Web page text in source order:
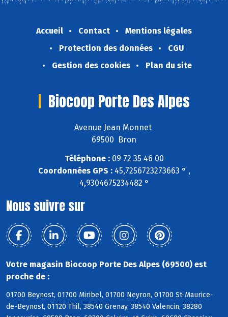
Accueil Contact
Mentions légales
Protection des données
CGU
Gestion des cookies
Plan du site
Biocoop Porte Des Alpes
Avenue Jean Monnet
69500 Bron
Téléphone :09 72 35 46 00
Coordonnées GPS :45,7256723273663 ° ,
4,9304675234482 °
Nous suivre sur
Votre magasin Biocoop Porte Des Alpes (69500) est
proche de :
01700 Beynost, 01700 Miribel, 01700 Neyron, 01700 St-Maurice-
de-Beynost, 01120 Thil, 38540 Grenay, 38540 Valencin, 38280